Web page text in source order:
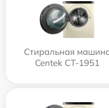
Стиральная
Centek CT-1951